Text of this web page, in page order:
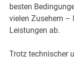
besten
vielen Zusehern –
Leistungen ab.
Trotz technischer